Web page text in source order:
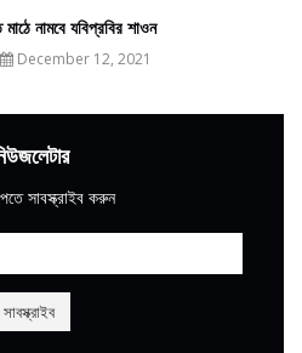
নামবে যবিপ্রবির শাওন
December 12, 2021
সাবস্ক্রাইব করুন